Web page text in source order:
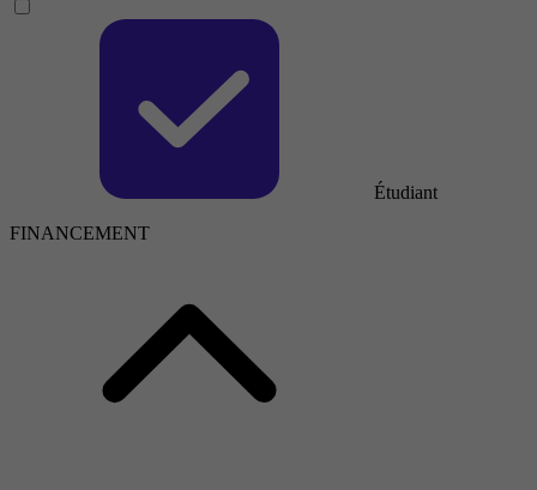
Étudiant
FINANCEMENT